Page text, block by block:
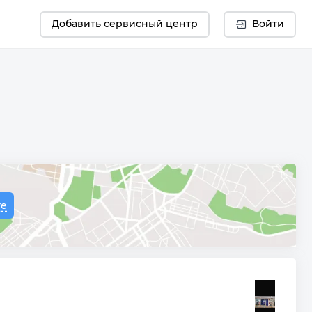
Добавить сервисный центр Войти